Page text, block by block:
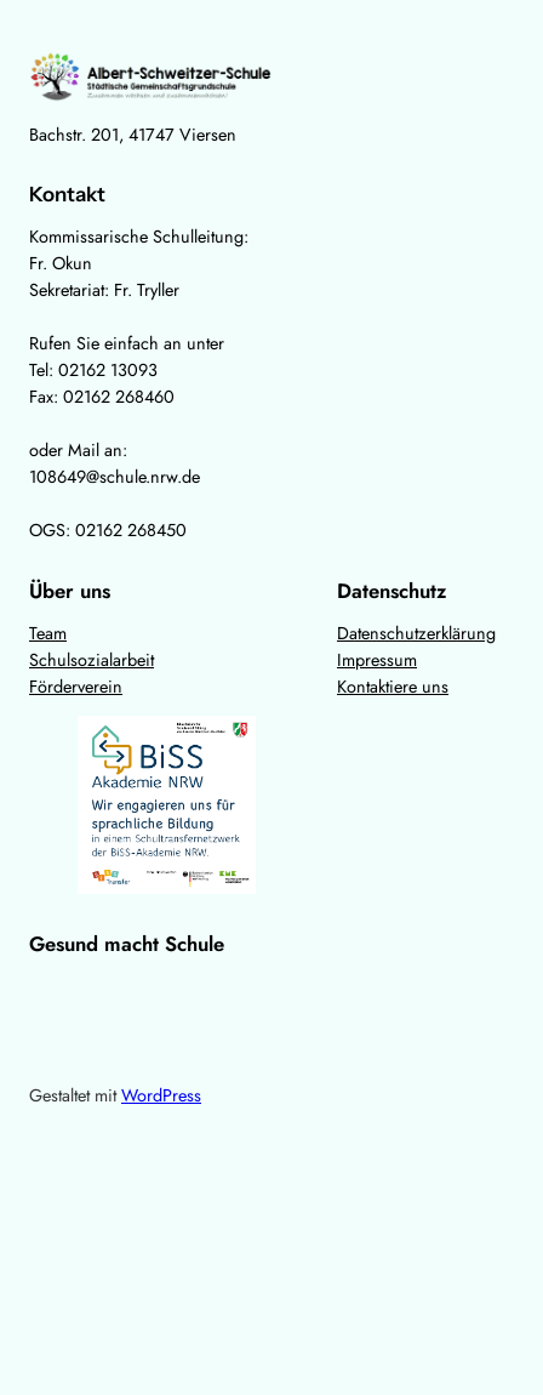
Bachstr. 201, 41747 Viersen
Kontakt
Kommissarische Schulleitung:
Fr. Okun
Sekretariat: Fr. Tryller
Rufen Sie einfach an unter
Tel: 02162 13093
Fax: 02162 268460
oder Mail an:
108649@schule.nrw.de
OGS: 02162 268450
Über uns
Team
Schulsozialarbeit
Förderverein
Datenschutz
Datenschutzerklärung
Impressum
Kontaktiere uns
Gesund macht Schule
Gestaltet mitWordPress